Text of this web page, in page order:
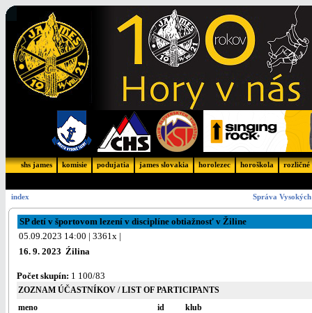
shs james komisie podujatia james slovakia horolezec horoškola rozličné
index Správa
SP detí v športovom lezení v disciplíne obtiažnosť v Žiline
05.09.2023 14:00 | 3361x |
16. 9. 2023 Źilina
Počet skupín: 1 100/83
ZOZNAM ÚČASTNÍKOV / LIST OF PARTICIPANTS
meno
id
klub